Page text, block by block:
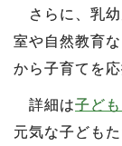
さらに、乳幼
室や自然教育
から子育てを応
詳細は子ど
元気な子ども